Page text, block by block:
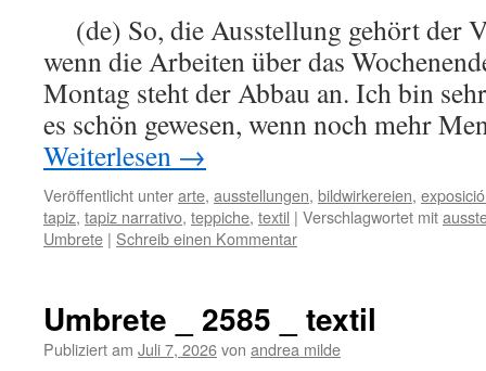
(de) So, die Ausstellung gehört der
wenn die Arbeiten über das
Montag steht der Abbau an. Ich bin
es schön gewesen, wenn noch mehr
Weiterlesen →
Veröffentlicht unterarte, ausstellungen, bildwirkereien,
tapiz, tapiz narrativo, teppiche, textil | Verschlagwortet mit
Umbrete | Schreib einen Kommentar
Umbrete _ 2585 _ textil
Publiziert am Juli 7, 2026von andrea milde